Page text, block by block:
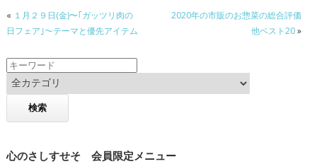
« １月２９日(金)〜｢ガッツリ肉の
日フェア｣～テーマと優先アイテム
2020年の市販のお惣菜の総合評価
他ベスト20»
心のさしすせそ 会員限定メニュー